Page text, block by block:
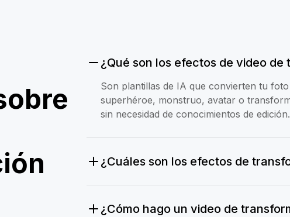
¿Qué son los efectos de video
Son plantillas de IA que convierten tu
superhéroe, monstruo, avatar o
sin necesidad de conocimientos de edición.
¿Cuáles son los efectos de
¿Cómo hago un video de